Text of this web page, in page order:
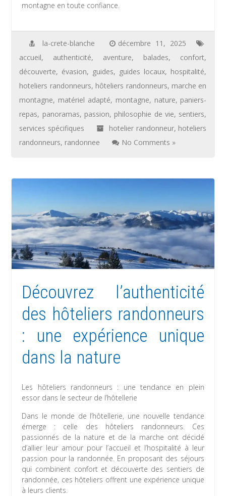
montagne en toute confiance.
la-crete-blanche
décembre 11, 2025
accueil, authenticité, aventure, balades, confort,
découverte, évasion, guides, guides locaux, hospitalité,
hoteliers randonneurs, hôteliers randonneurs, marche en
montagne, matériel adapté, montagne, nature, paniers-
repas, panoramas, passion, philosophie de vie, sentiers,
services spécifiques
hotelier randonneur, hoteliers
randonneurs, randonnee No Comments »
Découvrez l’authenticité
des hôteliers randonneurs
: une expérience unique
dans la nature
Les hôteliers randonneurs : une tendance en plein
essor dans le secteur de l’hôtellerie
Dans le monde de l’hôtellerie, une nouvelle tendance
émerge : celle des hôteliers randonneurs. Ces
passionnés de la nature et de la marche ont décidé
d’allier leur amour pour l’accueil et l’hospitalité à leur
passion pour la randonnée. En proposant des séjours
qui combinent confort et découverte des sentiers de
randonnée, ces hôteliers offrent une expérience unique
à leurs clients.